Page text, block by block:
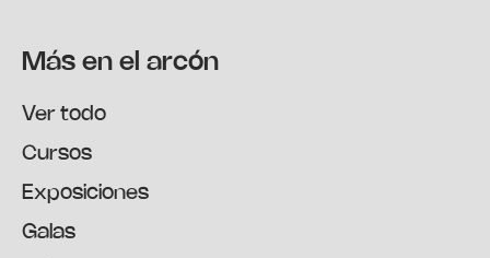
Más en el arcón
Ver todo
Cursos
Exposiciones
Galas